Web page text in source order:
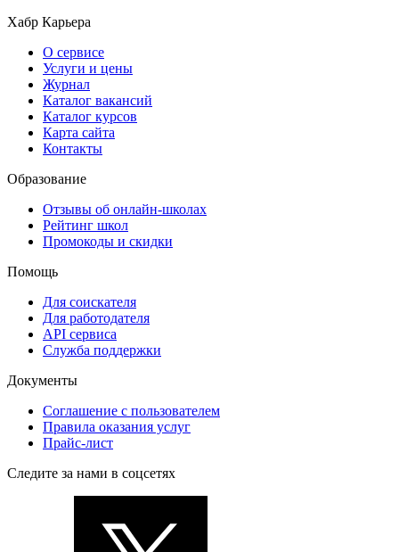
Хабр Карьера
О сервисе
Услуги и цены
Журнал
Каталог вакансий
Каталог курсов
Карта сайта
Контакты
Образование
Отзывы об онлайн-школах
Рейтинг школ
Промокоды и скидки
Помощь
Для соискателя
Для работодателя
API сервиса
Служба поддержки
Документы
Соглашение с пользователем
Правила оказания услуг
Прайс-лист
Следите за нами в соцсетях